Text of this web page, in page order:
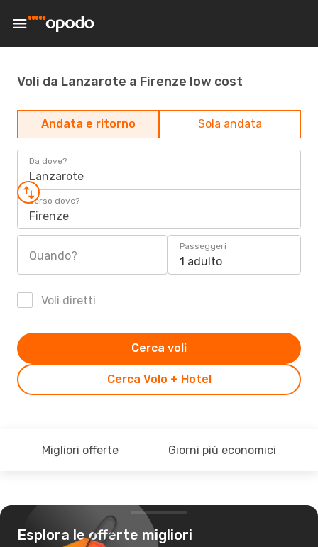
Voli da Lanzarote a Firenze low cost
Andata e ritorno Sola andata
Da dove?
Lanzarote
Verso dove?
Firenze
Quando?
Passeggeri
1 adulto
Voli diretti
Cerca Volo + Hotel
Cerca voli
Migliori offerte Giorni più economici
Esplora le offerte migliori